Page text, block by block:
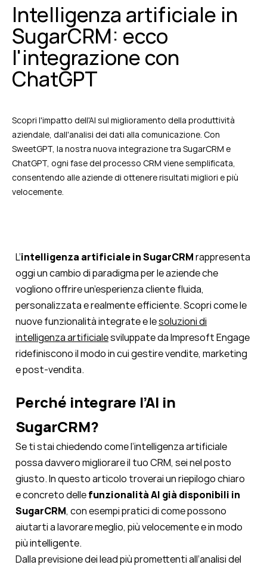
Intelligenza artificiale in
SugarCRM: ecco
l'integrazione con
ChatGPT
Scopri l'impatto dell'AI sul miglioramento della produttività
aziendale, dall'analisi dei dati alla comunicazione. Con
SweetGPT, la nostra nuova integrazione tra SugarCRM e
ChatGPT, ogni fase del processo CRM viene semplificata,
consentendo alle aziende di ottenere risultati migliori e più
velocemente.
L’intelligenza artificiale in SugarCRMrappresenta
oggi un cambio di paradigma per le aziende che
vogliono offrire un’esperienza cliente fluida,
personalizzata e realmente efficiente. Scopri come le
nuove funzionalità integrate e lesoluzioni di
intelligenza artificialesviluppate da Impresoft Engage
ridefiniscono il modo in cui gestire vendite, marketing
e post-vendita.
Perché integrare l’AI in
SugarCRM?
Se ti stai chiedendo come l’intelligenza artificiale
possa davvero migliorare il tuo CRM, sei nel posto
giusto. In questo articolo troverai un riepilogo chiaro
e concreto dellefunzionalità AI già disponibili in
SugarCRM, con esempi pratici di come possono
aiutarti a lavorare meglio, più velocemente e in modo
più intelligente.
Dalla previsione dei lead più promettenti all’analisi del